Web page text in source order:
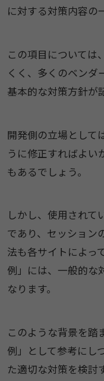
に対する対策内容の
この項目については
くく、多くのベンダ
基本的な対策方針が
開発側の立場として
うに修正すればよい
もあるでしょう。
しかし、使用されて
であり、セッション
法も各サイトによっ
例」には、一般的な
なります。
このような背景を踏
例」として参考にし
た適切な対策を検討